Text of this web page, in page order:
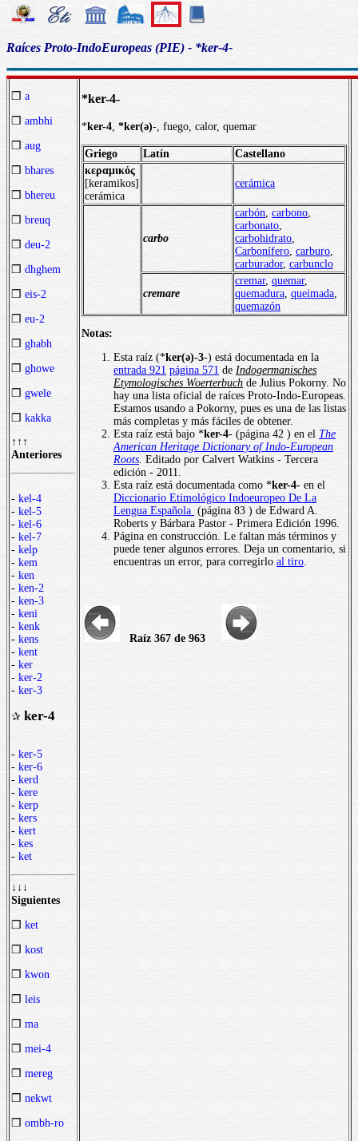
Raíces Proto-IndoEuropeas (PIE) - *ker-4-
❒ a
❒ ambhi
❒ aug
❒ bhares
❒ bhereu
❒ breuq
❒ deu-2
❒ dhghem
❒ eis-2
❒ eu-2
❒ ghabh
❒ ghowe
❒ gwele
❒ kakka
↑↑↑
Anteriores
- kel-4
- kel-5
- kel-6
- kel-7
- kelp
- kem
- ken
- ken-2
- ken-3
- keni
- kenk
- kens
- kent
- ker
- ker-2
- ker-3
✰ ker-4
- ker-5
- ker-6
- kerd
- kere
- kerp
- kers
- kert
- kes
- ket
↓↓↓
Siguientes
❒ ket
❒ kost
❒ kwon
❒ leis
❒ ma
❒ mei-4
❒ mereg
❒ nekwt
❒ ombh-ro
*ker-4-
*ker-4 *ker(ǝ)-, fuego, calor, quemar
Griego Latín
Castellano
κεραμικός
[keramikos]
cerámica
cerámica
carbo
carbón carbono
carbonato
carbohidrato
Carbonífero carburo
carburador, carbunclo
cremare
cremar, quemar,
quemadura queimada
quemazón
Notas:
Esta raíz (*ker(ǝ)-3-) está documentada en la
entrada 921 página 571 de Indogermanisches
Etymologisches Woerterbuch de Julius Pokorny. No
hay una lista oficial de raíces Proto-Indo-Europeas.
Estamos usando a Pokorny, pues es una de las listas
más completas y más fáciles de obtener.
Esta raíz está bajo *ker-4- (página 42 ) en el The
American Heritage Dictionary of Indo-European
Roots Editado por Calvert Watkins - Tercera
edición - 2011.
Esta raíz está documentada como *ker-4- en el
Diccionario Etimológico Indoeuropeo De La
Lengua Española (página 83 ) de Edward A.
Roberts y Bárbara Pastor - Primera Edición 1996.
Página en construcción. Le faltan más términos y
puede tener algunos errores. Deja un comentario, si
encuentras un error, para corregirlo al tiro
Raíz 367 de 963